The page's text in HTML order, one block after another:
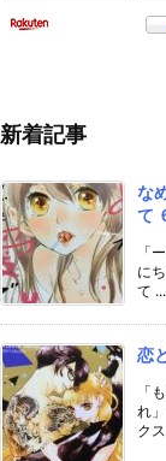
新着記事
な
て
「
に
て ...
恋
「
れ
ク